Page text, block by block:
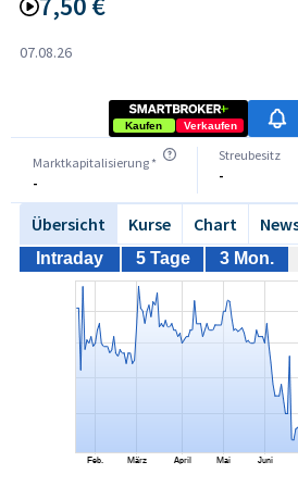
07.08.26
Kaufen Verkaufen
Marktkapitalisierung *
-
Streubesitz
-
Übersicht Kurse Chart
Intraday 5 Tage 3 Mon.